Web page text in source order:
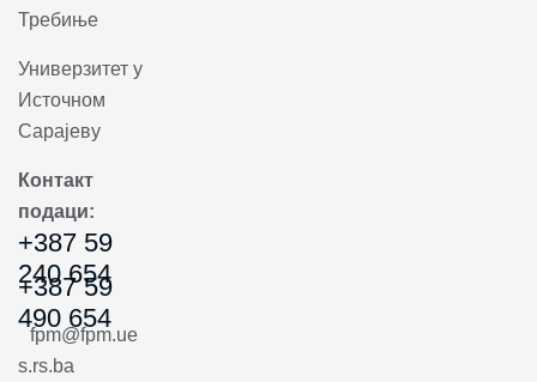
Требиње
Универзитет у
Источном
Сарајеву
Контакт
подаци:
+387 59
240 654
+387 59
490 654
fpm@fpm.ue
s.rs.ba